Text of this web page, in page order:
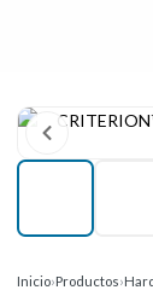
Inicio›Productos›